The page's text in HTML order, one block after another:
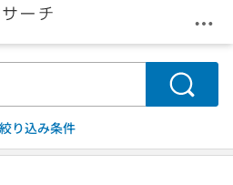
メ
検索
絞り込み条件